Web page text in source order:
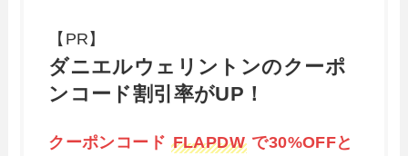
【PR】
ダニエルウェリントンのクーポ
ンコード割引率がUP！
クーポンコード FLAPDWで30%OFFと